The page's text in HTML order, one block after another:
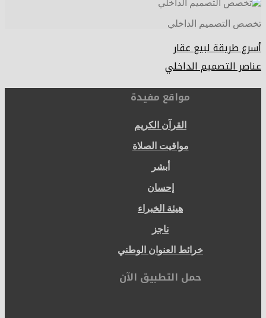
تخصص التصميم الداخلي
أسرع طريقة لبيع عقار
عناصر التصميم الداخلي
مواقع مفيدة
القرآن الكريم
مواقيت الصلاة
أبشر
إحسان
هيئة الخبراء
ناجز
خرائط العنوان الوطني
حمل التطبيق الآن